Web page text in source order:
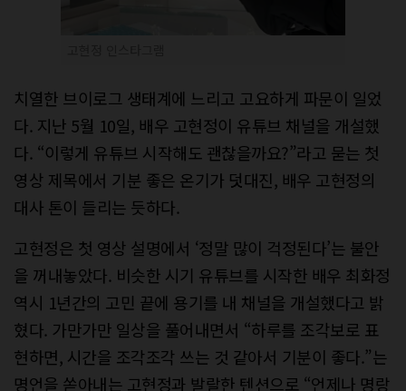
치열한 브이로그 생태계에 느리고 고요하게 파문이 일었
다. 지난 5월 10일, 배우 고현정이 유튜브 채널을 개설했
다. “이렇게 유튜브 시작해도 괜찮을까요?”라고 묻는 첫
영상 제목에서 기분 좋은 온기가 덧대진, 배우 고현정의
대사 톤이 들리는 듯하다.
고현정은 첫 영상 설명에서 ‘정말 많이 걱정된다’는 불안
을 꺼내놓았다. 비슷한 시기 유튜브를 시작한 배우 최화정
역시 1년간의 고민 끝에 용기를 내 채널을 개설했다고 밝
혔다. 가만가만 일상을 풀어내면서 “하루를 조각보로 표
현하면, 시간을 조각조각 쓰는 것 같아서 기분이 좋다.”는
명언을 쏟아내는 고현정과 발랄한 텐션으로 “언제나 명랑